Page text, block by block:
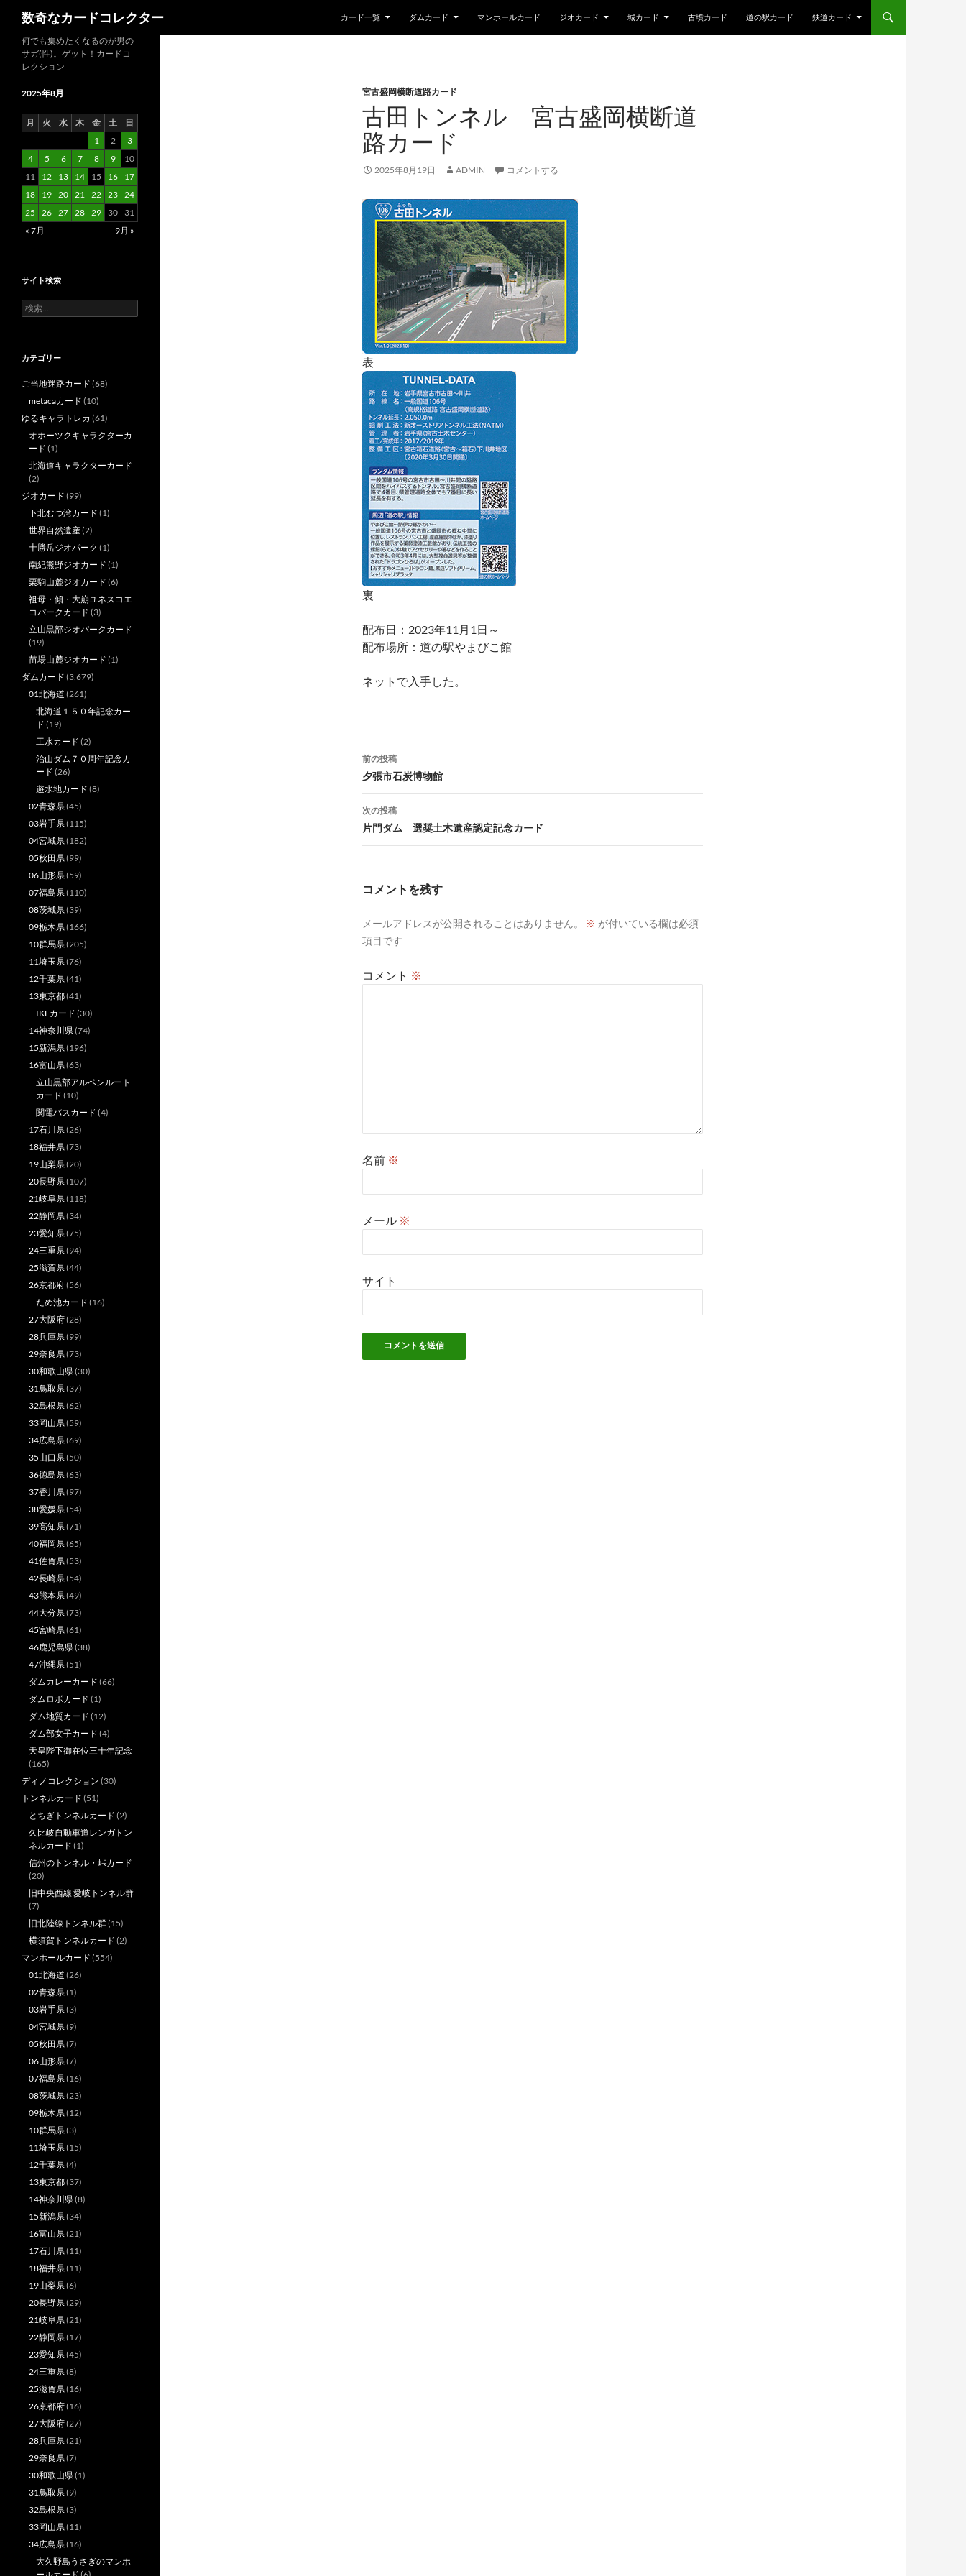
数奇なカードコレクター カード一覧 ダムカード マンホールカード ジオカード 城カード 古墳カード 道の駅カード 鉄道カード
宮古盛岡横断道路カード
古田トンネル 宮古盛岡横断道
路カード
2025年8月19日 ADMIN コメントする
表
裏
配布日：2023年11月1日～
配布場所：道の駅やまびこ館
ネットで入手した。
投
稿
ナ
ビ
ゲ
ョ
前の投稿
夕張市石炭博物館
次の投稿
片門ダム 選奨土木遺産認定記念カード
コメントを残す
メールアドレスが公開されることはありません。 ※ が付いている欄は必須
項目です
コメント ※
名前 ※
メール ※
サイト
何でも集めたくなるのが男の
サガ(性)。ゲット！カードコ
レクション
2025年8月
月 火 水 木 金 土
日
1
2
3
4
5 6 7 8 9
10
11
12 13 14 15 16
17
18
19 20 21 22 23 24
25
26 27 28 29 30
31
« 7月
9月 »
サイト検索
検
索:
カテゴリー
ご当地迷路カード (68)
metacaカード (10)
ゆるキャラトレカ (61)
オホーツクキャラクターカ
ード (1)
北海道キャラクターカード
(2)
ジオカード (99)
下北むつ湾カード (1)
世界自然遺産(2)
十勝岳ジオパーク (1)
南紀熊野ジオカード (1)
栗駒山麓ジオカード (6)
祖母・傾・大崩ユネスコエ
コパークカード (3)
立山黒部ジオパークカード
(19)
苗場山麓ジオカード (1)
ダムカード (3,679)
01北海道 (261)
北海道１５０年記念カー
ド (19)
工水カード (2)
治山ダム７０周年記念カ
ード (26)
遊水地カード (8)
02青森県(45)
03岩手県(115)
04宮城県(182)
05秋田県(99)
06山形県(59)
07福島県(110)
08茨城県(39)
09栃木県(166)
10群馬県(205)
11埼玉県(76)
12千葉県(41)
13東京都(41)
IKEカード (30)
14神奈川県(74)
15新潟県(196)
16富山県(63)
立山黒部アルペンルート
カード (10)
関電バスカード (4)
17石川県(26)
18福井県(73)
19山梨県(20)
20長野県(107)
21岐阜県(118)
22静岡県(34)
23愛知県(75)
24三重県(94)
25滋賀県(44)
26京都府(56)
ため池カード (16)
27大阪府(28)
28兵庫県(99)
29奈良県(73)
30和歌山県(30)
31鳥取県(37)
32島根県(62)
33岡山県(59)
34広島県(69)
35山口県(50)
36徳島県(63)
37香川県(97)
38愛媛県(54)
39高知県(71)
40福岡県(65)
41佐賀県(53)
42長崎県(54)
43熊本県(49)
44大分県(73)
45宮崎県(61)
46鹿児島県(38)
47沖縄県(51)
ダムカレーカード (66)
ダムロボカード (1)
ダム地質カード (12)
ダム部女子カード (4)
天皇陛下御在位三十年記念
(165)
ディノコレクション (30)
トンネルカード (51)
とちぎトンネルカード (2)
久比岐自動車道レンガトン
ネルカード (1)
信州のトンネル・峠カード
(20)
旧中央西線 愛岐トンネル群
(7)
旧北陸線トンネル群(15)
横須賀トンネルカード (2)
マンホールカード (554)
01北海道 (26)
02青森県(1)
03岩手県(3)
04宮城県(9)
05秋田県(7)
06山形県(7)
07福島県(16)
08茨城県(23)
09栃木県(12)
10群馬県(3)
11埼玉県(15)
12千葉県(4)
13東京都(37)
14神奈川県(8)
15新潟県(34)
16富山県(21)
17石川県(11)
18福井県(11)
19山梨県(6)
20長野県(29)
21岐阜県(21)
22静岡県(17)
23愛知県(45)
24三重県(8)
25滋賀県(16)
26京都府(16)
27大阪府(27)
28兵庫県(21)
29奈良県(7)
30和歌山県(1)
31鳥取県(9)
32島根県(3)
33岡山県(11)
34広島県(16)
大久野島うさぎのマンホ